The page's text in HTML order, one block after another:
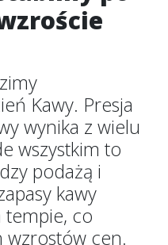
Kawy. Presja
wynika z wielu
wszystkim to
podażą i
kawy
tempie, co
wzrostów cen.